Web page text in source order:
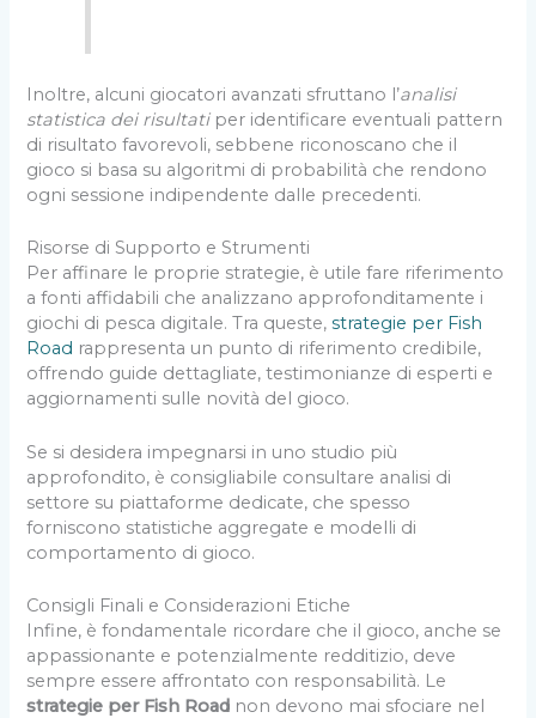
Inoltre, alcuni giocatori avanzati sfruttano l’analisi
statistica dei risultatiper identificare eventuali pattern
di risultato favorevoli, sebbene riconoscano che il
gioco si basa su algoritmi di probabilità che rendono
ogni sessione indipendente dalle precedenti.
Risorse di Supporto e Strumenti
Per affinare le proprie strategie, è utile fare riferimento
a fonti affidabili che analizzano approfonditamente i
giochi di pesca digitale. Tra queste,strategie per Fish
Road rappresenta un punto di riferimento credibile,
offrendo guide dettagliate, testimonianze di esperti e
aggiornamenti sulle novità del gioco.
Se si desidera impegnarsi in uno studio più
approfondito, è consigliabile consultare analisi di
settore su piattaforme dedicate, che spesso
forniscono statistiche aggregate e modelli di
comportamento di gioco.
Consigli Finali e Considerazioni Etiche
Infine, è fondamentale ricordare che il gioco, anche se
appassionante e potenzialmente redditizio, deve
sempre essere affrontato con responsabilità. Le
strategie per Fish Road non devono mai sfociare nel